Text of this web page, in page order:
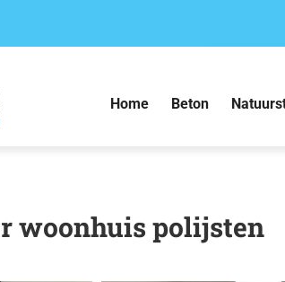
Home Beton
woonhuis polijsten